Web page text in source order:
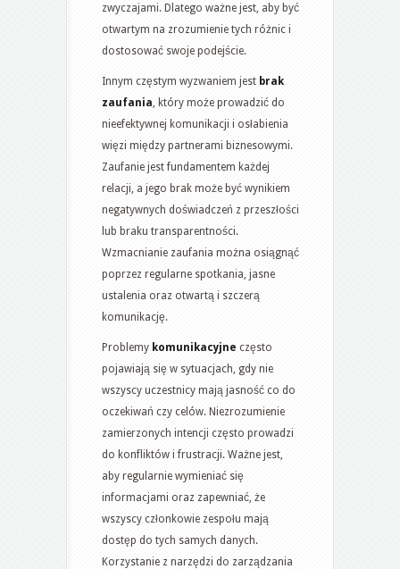
zwyczajami. Dlatego ważne jest, aby być
otwartym na zrozumienie tych różnic i
dostosować swoje podejście.
Innym częstym wyzwaniem jest brak
zaufania , który może prowadzić do
nieefektywnej komunikacji i osłabienia
więzi między partnerami biznesowymi.
Zaufanie jest fundamentem każdej
relacji, a jego brak może być wynikiem
negatywnych doświadczeń z przeszłości
lub braku transparentności.
Wzmacnianie zaufania można osiągnąć
poprzez regularne spotkania, jasne
ustalenia oraz otwartą i szczerą
komunikację.
Problemy komunikacyjne często
pojawiają się w sytuacjach, gdy nie
wszyscy uczestnicy mają jasność co do
oczekiwań czy celów. Niezrozumienie
zamierzonych intencji często prowadzi
do konfliktów i frustracji. Ważne jest,
aby regularnie wymieniać się
informacjami oraz zapewniać, że
wszyscy członkowie zespołu mają
dostęp do tych samych danych.
Korzystanie z narzędzi do zarządzania